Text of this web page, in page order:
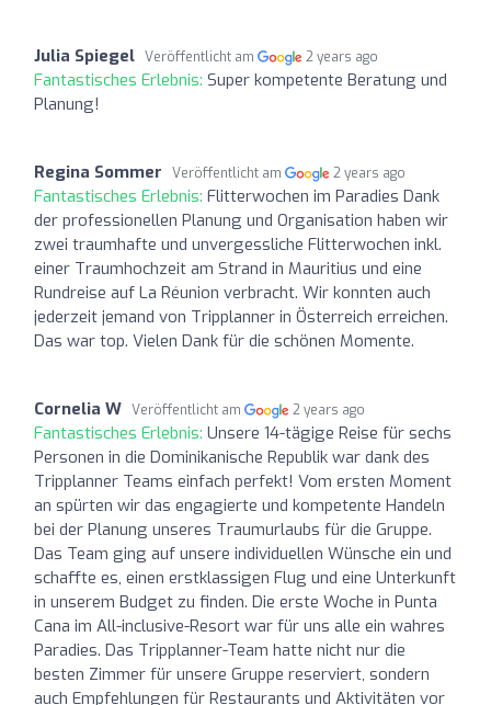
Julia Spiegel Veröffentlicht am 2 years ago
Fantastisches Erlebnis: Super kompetente Beratung und
Planung!
Regina Sommer Veröffentlicht am 2 years ago
Fantastisches Erlebnis: Flitterwochen im Paradies Dank
der professionellen Planung und Organisation haben wir
zwei traumhafte und unvergessliche Flitterwochen inkl.
einer Traumhochzeit am Strand in Mauritius und eine
Rundreise auf La Réunion verbracht. Wir konnten auch
jederzeit jemand von Tripplanner in Österreich erreichen.
Das war top. Vielen Dank für die schönen Momente.
Cornelia W Veröffentlicht am 2 years ago
Fantastisches Erlebnis: Unsere 14-tägige Reise für sechs
Personen in die Dominikanische Republik war dank des
Tripplanner Teams einfach perfekt! Vom ersten Moment
an spürten wir das engagierte und kompetente Handeln
bei der Planung unseres Traumurlaubs für die Gruppe.
Das Team ging auf unsere individuellen Wünsche ein und
schaffte es, einen erstklassigen Flug und eine Unterkunft
in unserem Budget zu finden. Die erste Woche in Punta
Cana im All-inclusive-Resort war für uns alle ein wahres
Paradies. Das Tripplanner-Team hatte nicht nur die
besten Zimmer für unsere Gruppe reserviert, sondern
auch Empfehlungen für Restaurants und Aktivitäten vor